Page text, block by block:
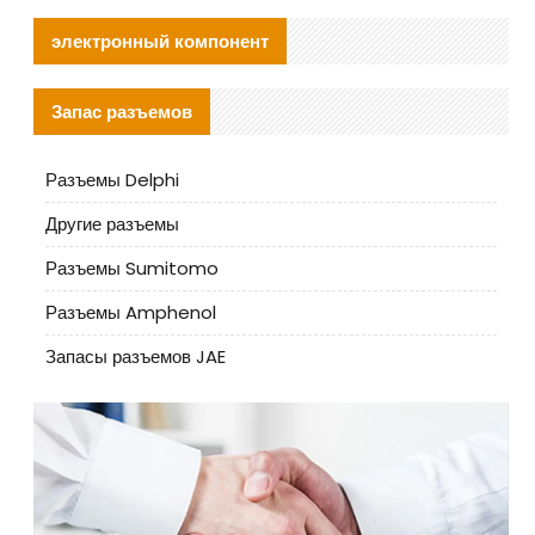
электронный компонент
Запас разъемов
Разъемы Delphi
Другие разъемы
Разъемы Sumitomo
Разъемы Amphenol
Запасы разъемов JAE